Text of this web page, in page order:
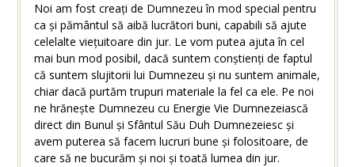
Noi am fost creați de Dumnezeu în mod special pentru
ca și pământul să aibă lucrători buni, capabili să ajute
celelalte viețuitoare din jur. Le vom putea ajuta în cel
mai bun mod posibil, dacă suntem conștienți de faptul
că suntem slujitorii lui Dumnezeu și nu suntem animale,
chiar dacă purtăm trupuri materiale la fel ca ele. Pe noi
ne hrănește Dumnezeu cu Energie Vie Dumnezeiască
direct din Bunul și Sfântul Său Duh Dumnezeiesc și
avem puterea să facem lucruri bune și folositoare, de
care să ne bucurăm și noi și toată lumea din jur.